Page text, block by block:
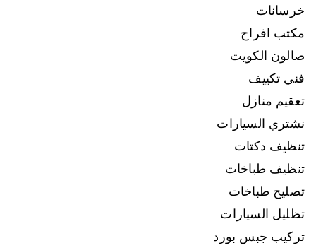
خرسانات
مكتب افراح
صالون الكويت
فني تكييف
تعقيم منازل
نشتري السيارات
تنظيف دكتات
تنظيف طباخات
تصليح طباخات
تظليل السيارات
تركيب جبس بورد